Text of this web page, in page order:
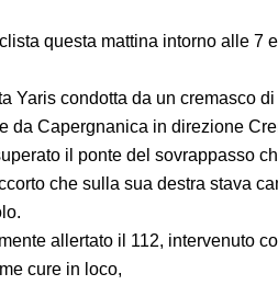
questa mattina intorno alle 7
Yaris condotta da un cremasco
da Capergnanica in direzione
il ponte del sovrappasso
che sulla sua destra stava
allertato il 112, intervenuto
cure in loco,